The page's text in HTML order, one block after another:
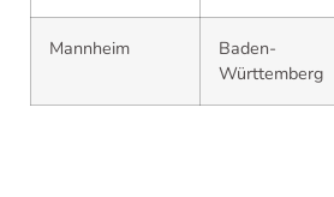
Mannheim
Baden-
Württemberg